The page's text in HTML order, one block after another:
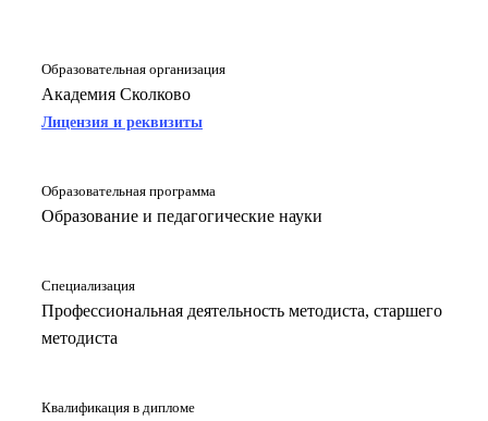
Образовательная организация
Академия Сколково
Лицензия и реквизиты
Образовательная программа
Образование и педагогические науки
Специализация
Профессиональная деятельность методиста, старшего
методиста
Квалификация в дипломе